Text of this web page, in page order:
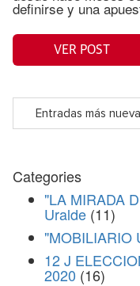
definirse y una
VER POST
Entradas más
Categories
"LA MIRADA
Uralde (11)
"MOBILIARIO
12 J
2020 (16)